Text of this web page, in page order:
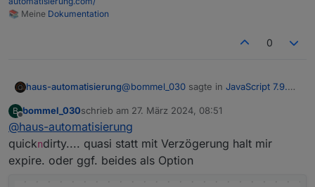
📚 Meine Dokumentation
0
haus-automatisierung@bommel_030 sagte in JavaScript 7.9.0 -
einbauen?
Bitte mal ein Beispiel wie das aussehen
soll + Anwendungsfall
B
Offline
bommel_030schrieb am 27. März 2024, 08:51
zuletzt editiert von
@haus-automatisierung
quickndirty.... quasi statt mit Verzögerung halt mir
expire. oder ggf. beides als Option